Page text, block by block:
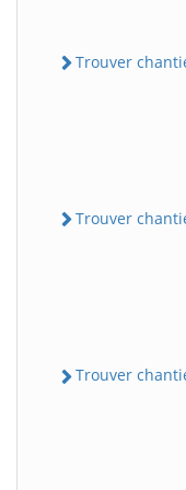
Trouver
Trouver
Trouver